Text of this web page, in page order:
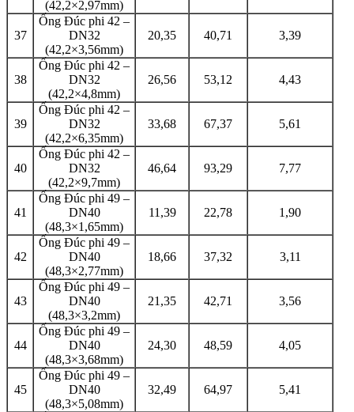
(42,2×2,97mm)
37
Ống Đúc phi 42 –
DN32
(42,2×3,56mm)
20,35 40,71 3,39
38
Ống Đúc phi 42 –
DN32
(42,2×4,8mm)
26,56 53,12 4,43
39
Ống Đúc phi 42 –
DN32
(42,2×6,35mm)
33,68 67,37 5,61
40
Ống Đúc phi 42 –
DN32
(42,2×9,7mm)
46,64 93,29 7,77
41
Ống Đúc phi 49 –
DN40
(48,3×1,65mm)
11,39 22,78 1,90
42
Ống Đúc phi 49 –
DN40
(48,3×2,77mm)
18,66 37,32 3,11
43
Ống Đúc phi 49 –
DN40
(48,3×3,2mm)
21,35 42,71 3,56
44
Ống Đúc phi 49 –
DN40
(48,3×3,68mm)
24,30 48,59 4,05
45
Ống Đúc phi 49 –
DN40
(48,3×5,08mm)
32,49 64,97 5,41